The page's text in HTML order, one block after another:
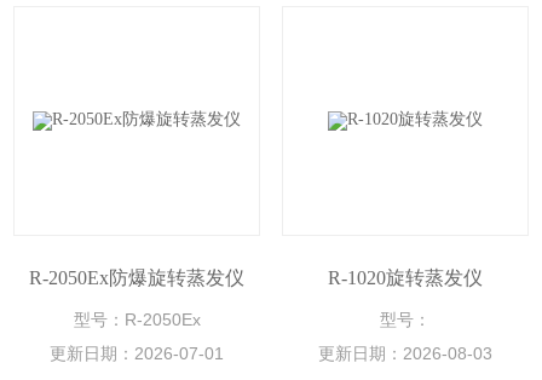
R-2050Ex防爆旋转蒸发仪
型号：R-2050Ex
更新日期： 2026-07-01
R-1020旋转蒸发仪
型号：
更新日期： 2026-08-03